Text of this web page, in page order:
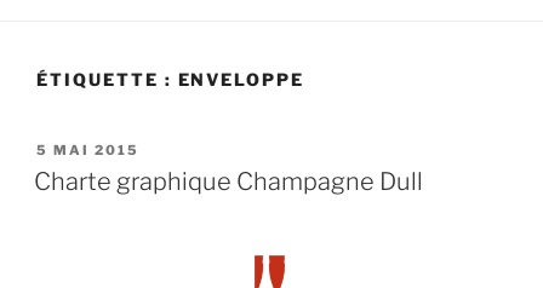
ÉTIQUETTE : ENVELOPPE
PUBLIÉ
LE
5 MAI 2015
Charte graphique Champagne Dull